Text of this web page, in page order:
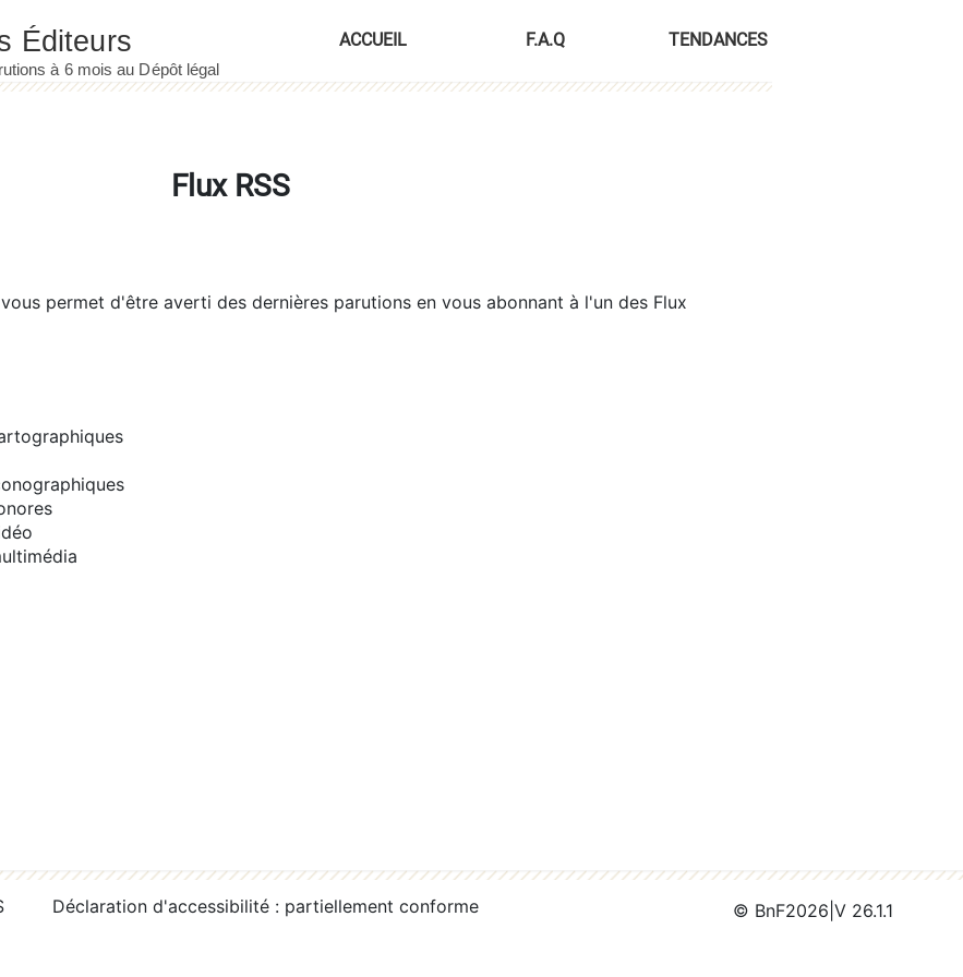
ACCUEIL F.A.Q TENDANCES
Flux RSS
vous permet d'être averti des dernières parutions en vous abonnant à l'un des Flux
Déclaration d'accessibilité : partiellement conforme © BnF2026 V 26.1.1